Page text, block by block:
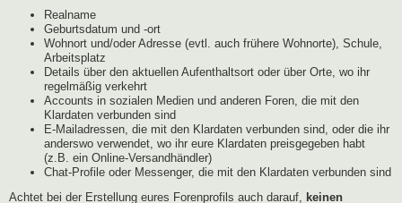
Realname
Geburtsdatum und -ort
Wohnort und/oder Adresse (evtl. auch frühere Wohnorte), Schule,
Arbeitsplatz
Details über den aktuellen Aufenthaltsort oder über Orte, wo ihr
regelmäßig verkehrt
Accounts in sozialen Medien und anderen Foren, die mit den
Klardaten verbunden sind
E-Mailadressen, die mit den Klardaten verbunden sind, oder die ihr
anderswo verwendet, wo ihr eure Klardaten preisgegeben habt
(z.B. ein Online-Versandhändler)
Chat-Profile oder Messenger, die mit den Klardaten verbunden sind
Achtet bei der Erstellung eures Forenprofils auch darauf, keinen